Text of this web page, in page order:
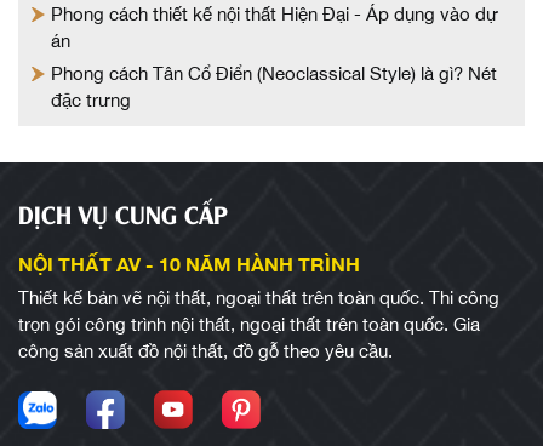
Phong cách thiết kế nội thất Hiện Đại - Áp dụng vào dự
án
Phong cách Tân Cổ Điển (Neoclassical Style) là gì? Nét
đặc trưng
DỊCH VỤ CUNG CẤP
NỘI THẤT AV - 10 NĂM HÀNH TRÌNH
Thiết kế bản vẽ nội thất, ngoại thất trên toàn quốc. Thi công
trọn gói công trình nội thất, ngoại thất trên toàn quốc. Gia
công sản xuất đồ nội thất, đồ gỗ theo yêu cầu.